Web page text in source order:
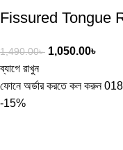
Fissured Tongue
1,490.00৳ 1,050.00৳
ব্যাগে রাখুন
ফোনে অর্ডার করতে কল করুন
-15%